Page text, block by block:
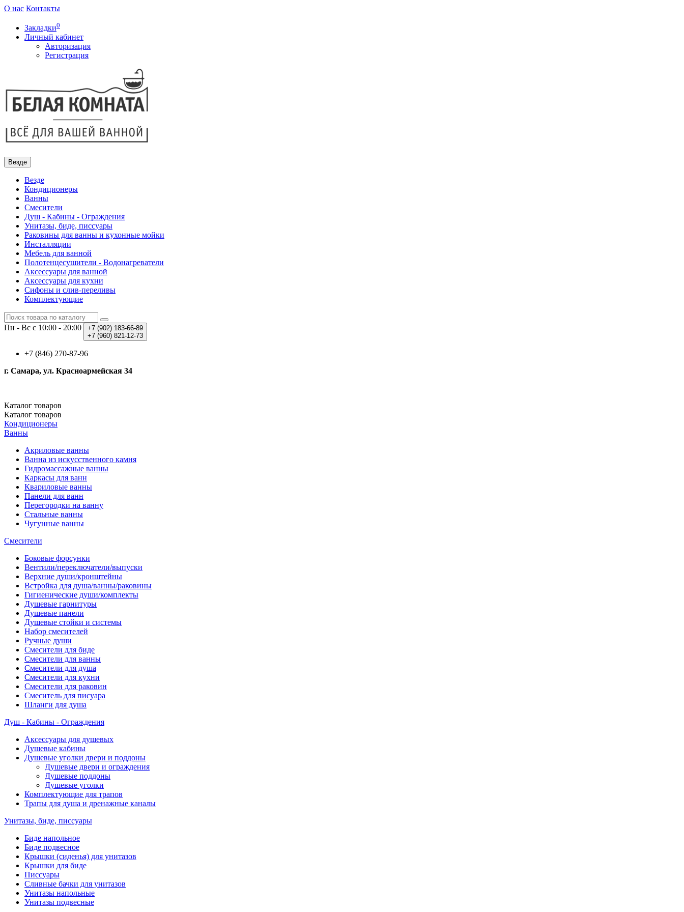
О нас Контакты
Закладки0
Личный кабинет
Авторизация
Регистрация
Везде
Везде
Кондиционеры
Ванны
Смесители
Душ - Кабины - Ограждения
Унитазы, биде, писсуары
Раковины для ванны и кухонные мойки
Инсталляции
Мебель для ванной
Полотенцесушители - Водонагреватели
Аксессуары для ванной
Аксессуары для кухни
Сифоны и слив-переливы
Комплектующие
Пн - Вс с 10:00 - 20:00 +7 (902) 183-66-89
+7 (960) 821-12-73
+7 (846) 270-87-96
г. Самара, ул. Красноармейская 34
Каталог товаров
Каталог товаров
Кондиционеры
Ванны
Акриловые ванны
Ванна из искусственного камня
Гидромассажные ванны
Каркасы для ванн
Квариловые ванны
Панели для ванн
Перегородки на ванну
Стальные ванны
Чугунные ванны
Смесители
Боковые форсунки
Вентили/переключатели/выпуски
Верхние души/кронштейны
Встройка для душа/ванны/раковины
Гигиенические души/комплекты
Душевые гарнитуры
Душевые панели
Душевые стойки и системы
Набор смесителей
Ручные души
Смесители для биде
Смесители для ванны
Смесители для душа
Смесители для кухни
Смесители для раковин
Смеситель для писуара
Шланги для душа
Душ - Кабины - Ограждения
Аксессуары для душевых
Душевые кабины
Душевые уголки двери и поддоны
Душевые двери и ограждения
Душевые поддоны
Душевые уголки
Комплектующие для трапов
Трапы для душа и дренажные каналы
Унитазы, биде, писсуары
Биде напольное
Биде подвесное
Крышки (сиденья) для унитазов
Крышки для биде
Писсуары
Сливные бачки для унитазов
Унитазы напольные
Унитазы подвесные